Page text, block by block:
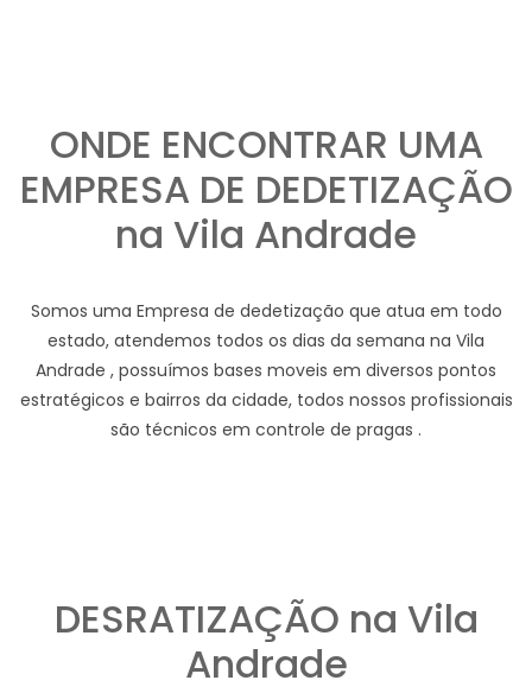
ONDE ENCONTRAR UMA
EMPRESA DE DEDETIZAÇÃO
na Vila Andrade
Somos uma Empresa de dedetização que atua em todo
estado, atendemos todos os dias da semana na Vila
Andrade , possuímos bases moveis em diversos pontos
estratégicos e bairros da cidade, todos nossos profissionais
são técnicos em controle de pragas .
DESRATIZAÇÃO na Vila
Andrade